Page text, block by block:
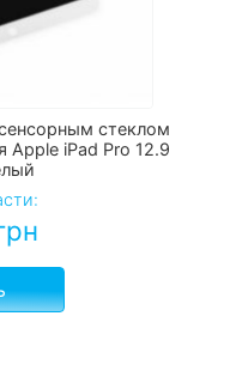
стеклом
Apple iPad Pro 12.9